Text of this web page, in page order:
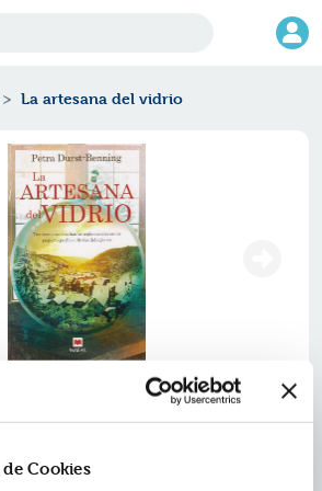
Cookies
La artesana del vidrio
del vidrio